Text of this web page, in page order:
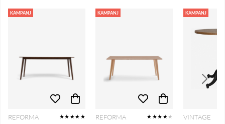
KAMPANJ
REFORMA ★★★★★
KAMPANJ
REFORMA ★★★★★
KAMPANJ
VINTAGE